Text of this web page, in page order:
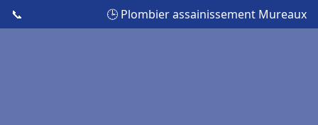
📞 🕒 Plombier assainissement Mureaux